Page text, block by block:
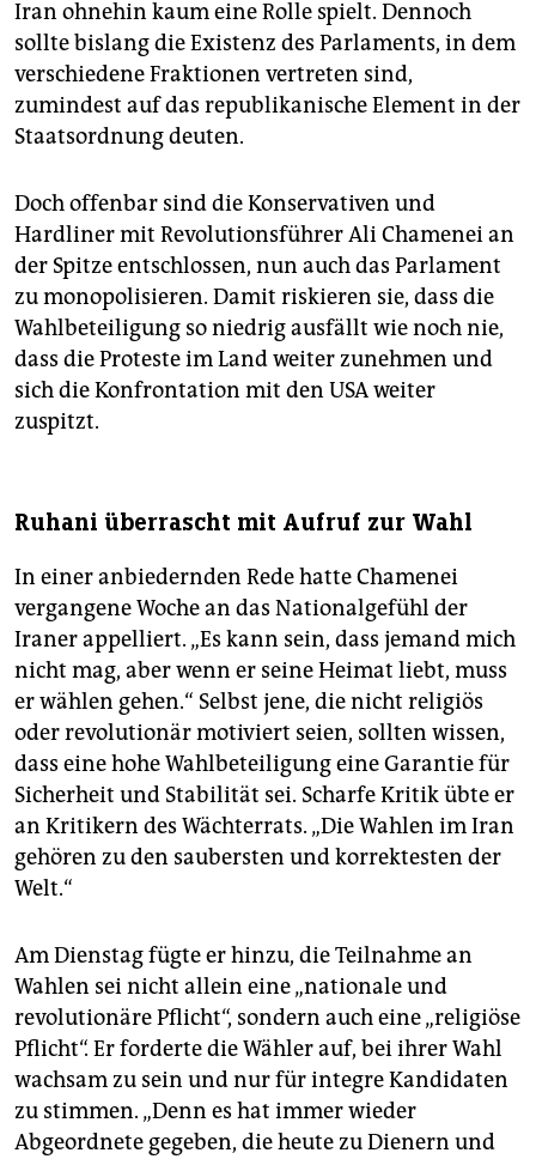
Iran ohnehin kaum eine Rolle spielt. Dennoch
sollte bislang die Existenz des Parlaments, in dem
verschiedene Fraktionen vertreten sind,
zumindest auf das republikanische Element in der
Staatsordnung deuten.
Doch offenbar sind die Konservativen und
Hardliner mit Revolutionsführer Ali Chamenei an
der Spitze entschlossen, nun auch das Parlament
zu monopolisieren. Damit riskieren sie, dass die
Wahlbeteiligung so niedrig ausfällt wie noch nie,
dass die Proteste im Land weiter zunehmen und
sich die Konfrontation mit den USA weiter
zuspitzt.
Ruhani überrascht mit Aufruf zur Wahl
In einer anbiedernden Rede hatte Chamenei
vergangene Woche an das Nationalgefühl der
Iraner appelliert. „Es kann sein, dass jemand mich
nicht mag, aber wenn er seine Heimat liebt, muss
er wählen gehen.“ Selbst jene, die nicht religiös
oder revolutionär motiviert seien, sollten wissen,
dass eine hohe Wahlbeteiligung eine Garantie für
Sicherheit und Stabilität sei. Scharfe Kritik übte er
an Kritikern des Wächterrats. „Die Wahlen im Iran
gehören zu den saubersten und korrektesten der
Welt.“
Am Dienstag fügte er hinzu, die Teilnahme an
Wahlen sei nicht allein eine „nationale und
revolutionäre Pflicht“, sondern auch eine „religiöse
Pflicht“. Er forderte die Wähler auf, bei ihrer Wahl
wachsam zu sein und nur für integre Kandidaten
zu stimmen. „Denn es hat immer wieder
Abgeordnete gegeben, die heute zu Dienern und